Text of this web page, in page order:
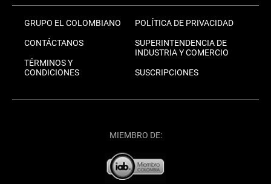
GRUPO EL COLOMBIANO
CONTÁCTANOS
TÉRMINOS Y
CONDICIONES
POLÍTICA DE PRIVACIDAD
SUPERINTENDENCIA DE
INDUSTRIA Y COMERCIO
SUSCRIPCIONES
MIEMBRO DE: